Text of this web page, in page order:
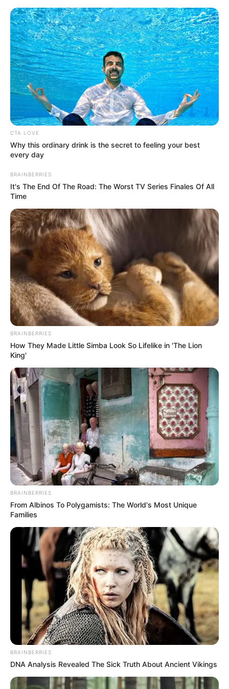
HOME
INSPIRASI
STYLE
FILM &
SERIES
NGAKAK
QUOTES
HYPE
MORE
STYLE
Tampil Menarik, 10 Mix and
CTA LOVE
Why this ordinary drink is the secret to feeling your best
every day
BRAINBERRIES
It's The End Of The Road: The Worst TV Series Finales Of All
Time
BRAINBERRIES
How They Made Little Simba Look So Lifelike in 'The Lion
King'
BRAINBERRIES
From Albinos To Polygamists: The World's Most Unique
Families
BRAINBERRIES
DNA Analysis Revealed The Sick Truth About Ancient Vikings